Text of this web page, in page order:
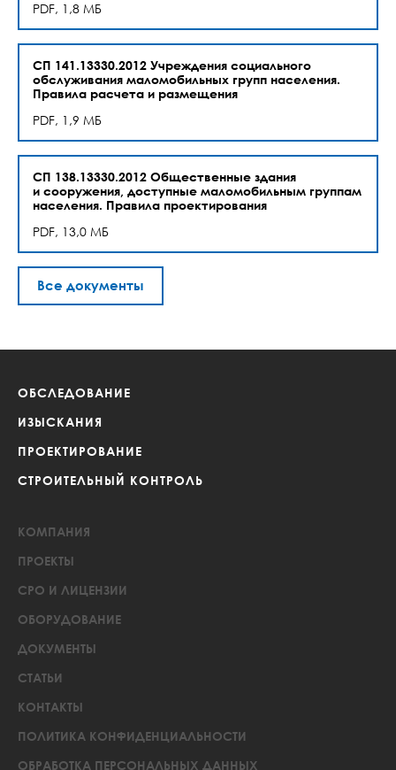
PDF, 1,8 МБ
СП 141.13330.2012 Учреждения социального
обслуживания маломобильных групп населения.
Правила расчета и размещения
PDF, 1,9 МБ
СП 138.13330.2012 Общественные здания
и сооружения, доступные маломобильным группам
населения. Правила проектирования
PDF, 13,0 МБ
Все документы
ОБСЛЕДОВАНИЕ
ИЗЫСКАНИЯ
ПРОЕКТИРОВАНИЕ
СТРОИТЕЛЬНЫЙ КОНТРОЛЬ
КОМПАНИЯ
ПРОЕКТЫ
СРО И ЛИЦЕНЗИИ
ОБОРУДОВАНИЕ
ДОКУМЕНТЫ
СТАТЬИ
КОНТАКТЫ
ПОЛИТИКА КОНФИДЕНЦИАЛЬНОСТИ
ОБРАБОТКА ПЕРСОНАЛЬНЫХ ДАННЫХ